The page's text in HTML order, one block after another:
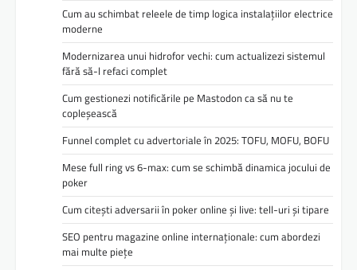
Cum au schimbat releele de timp logica instalațiilor electrice
moderne
Modernizarea unui hidrofor vechi: cum actualizezi sistemul
fără să-l refaci complet
Cum gestionezi notificările pe Mastodon ca să nu te
copleșească
Funnel complet cu advertoriale în 2025: TOFU, MOFU, BOFU
Mese full ring vs 6-max: cum se schimbă dinamica jocului de
poker
Cum citești adversarii în poker online și live: tell-uri și tipare
SEO pentru magazine online internaționale: cum abordezi
mai multe piețe